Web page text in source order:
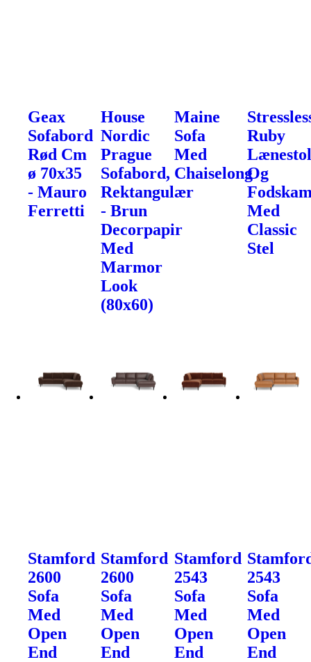
Geax
Sofabord
Rød Cm
ø 70x35
- Mauro
Ferretti
House
Nordic
Prague
Sofabord,
Rektangulær
- Brun
Decorpapir
Med
Marmor
Look
(80x60)
Maine
Sofa
Med
Chaiselong
Ruby
Og
Med
Classic
Stel
Stamford
2600
Sofa
Med
Open
End
Stamford
2600
Sofa
Med
Open
End
Stamford
2543
Sofa
Med
Open
End
2543
Sofa
Med
Open
End